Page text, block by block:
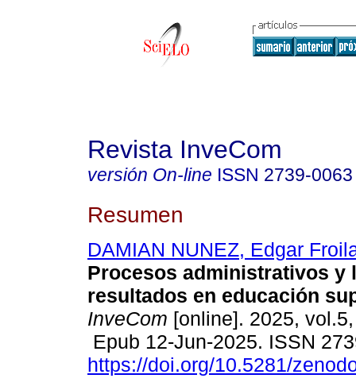
Revista InveCom
versión On-line ISSN 2739-0063
Resumen
DAMIAN NUNEZ, Edgar
Procesos administrativos y
resultados en educación
InveCom [online]. 2025,
Epub 12-Jun-2025. ISSN
https://doi.org/10.5281/